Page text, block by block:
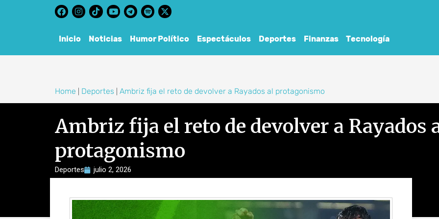
Inicio Noticias Humor Político Espectáculos Deportes Finanzas Tecnología
Home Deportes Ambriz fija el reto de devolver a Rayados al protagonismo
Ambriz fija el reto de devolver a Rayados
protagonismo
Deportes julio 2, 2026